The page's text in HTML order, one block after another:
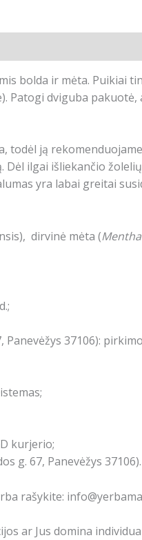
bolda ir mėta. Puikiai
Patogi dviguba
todėl ją
Dėl ilgai išliekančio
yra labai greitai
dirvinė mėta (
37106):
kurjerio;
g. 67, Panevėžys 37106).
rašykite:
ar Jus domina